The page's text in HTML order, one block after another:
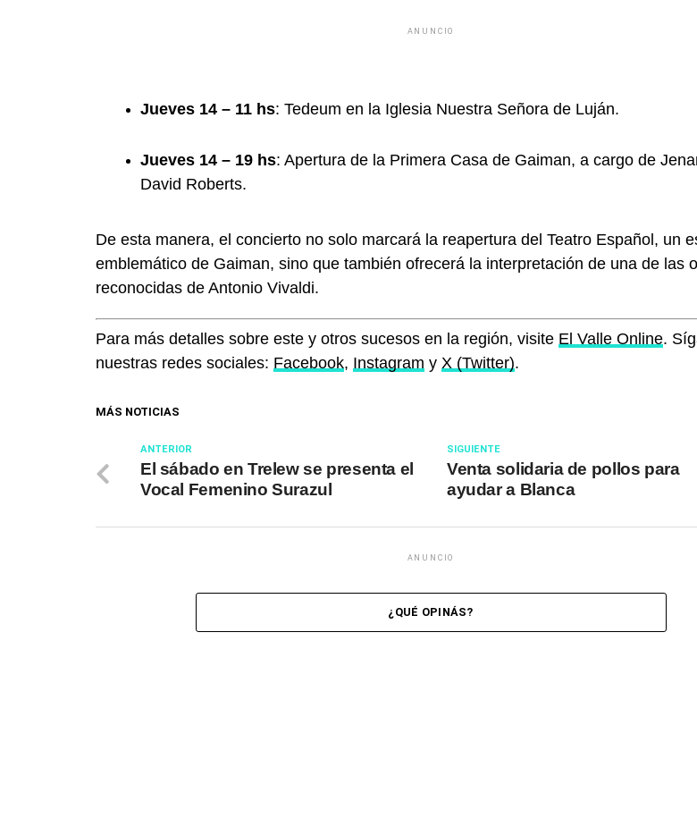
ANUNCIO
Jueves 14 – 11 hs: Tedeum en la Iglesia Nuestra Señora de Luján.
Jueves 14 – 19 hs: Apertura de la Primera Casa de Gaiman, a cargo de
David Roberts.
De esta manera, el concierto no solo marcará la reapertura del Teatro Español, un
emblemático de Gaiman, sino que también ofrecerá la interpretación de una de las
reconocidas de Antonio Vivaldi.
Para más detalles sobre este y otros sucesos en la región, visite El Valle Online.
nuestras redes sociales: Facebook, Instagram y X (Twitter).
MÁS NOTICIAS
SIGUIENTE
Venta solidaria de pollos para
ayudar a Blanca
ANTERIOR
El sábado en Trelew se presenta el
Vocal Femenino Surazul
ANUNCIO
¿QUÉ OPINÁS?